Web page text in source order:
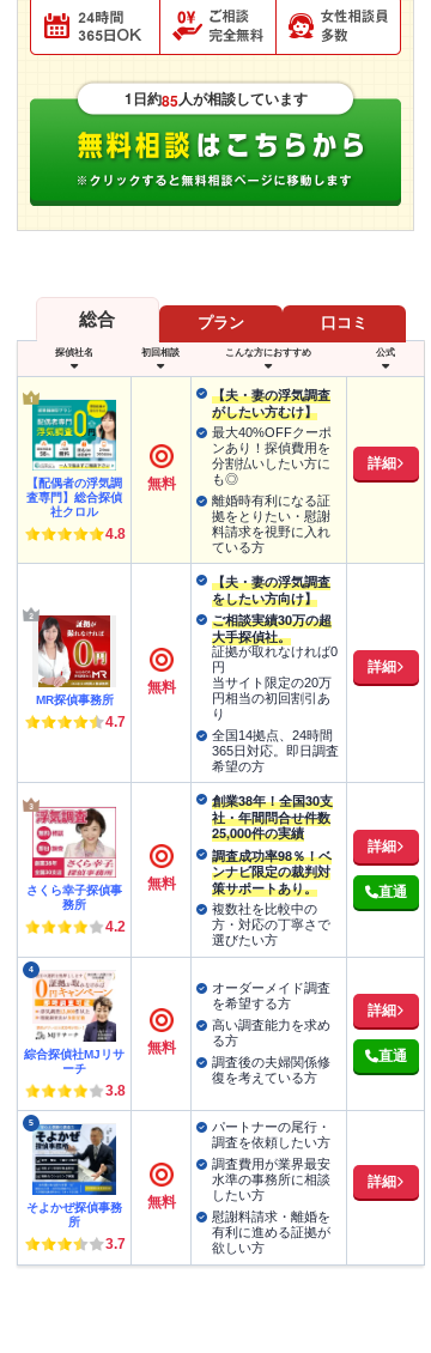
1日約85人が相談しています
総合 プラン 口コミ
探偵社名 初回相談 こんな方におすすめ 公式
【配偶者の浮気調
査専門】総合探偵
社クロル
4.8
無料
【夫・妻の浮気調査
がしたい方むけ】
最大40%OFFクーポ
ンあり！探偵費用を
分割払いしたい方に
も◎
離婚時有利になる証
拠をとりたい・慰謝
料請求を視野に入れ
ている方
詳細
MR探偵事務所
4.7
無料
【夫・妻の浮気調査
をしたい方向け】
ご相談実績30万の超
大手探偵社。
証拠が取れなければ0
円
当サイト限定の20万
円相当の初回割引あ
り
全国14拠点、24時間
365日対応。即日調査
希望の方
詳細
さくら幸子探偵事
務所
4.2
無料
創業38年！全国30支
社・年間問合せ件数
25,000件の実績
調査成功率98％！ベ
ンナビ限定の裁判対
策サポートあり。
複数社を比較中の
方・対応の丁寧さで
選びたい方
詳細
直通
4
綜合探偵社MJリサ
ーチ
3.8
無料
オーダーメイド調査
を希望する方
高い調査能力を求め
る方
調査後の夫婦関係修
復を考えている方
詳細
直通
5
そよかぜ探偵事務
所
3.7
無料
パートナーの尾行・
調査を依頼したい方
調査費用が業界最安
水準の事務所に相談
したい方
慰謝料請求・離婚を
有利に進める証拠が
欲しい方
詳細